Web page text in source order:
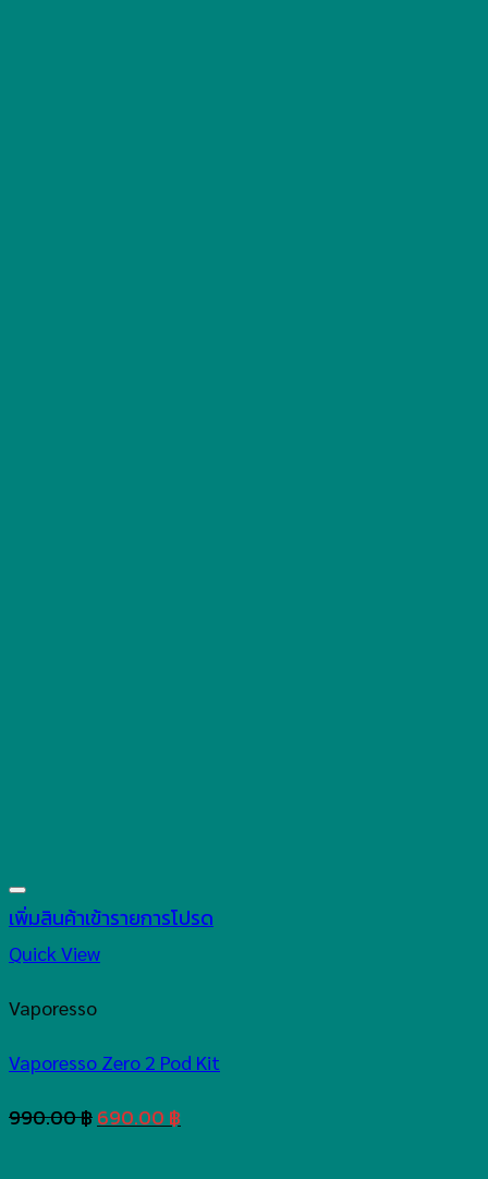
เพิ่มสินค้าเข้ารายการโปรด
Quick View
Vaporesso
Vaporesso Zero 2 Pod Kit
990.00฿Original
690.00 ฿